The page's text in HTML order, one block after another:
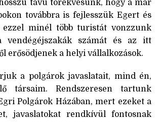
távú törekvésünk, hogy a már
továbbra is fejlesszük Egert és
ezzel minél több turistát vonzzunk
vendégéjszakák számát és az itt
erősödjenek a helyi vállalkozások.
a polgárok javaslatait, mind én,
társaim. Rendszeresen tartunk
Polgárok Házában, mert ezeket a
javaslatokat rendkívül fontosnak